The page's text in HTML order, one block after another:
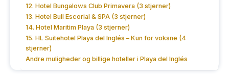
12. Hotel Bungalows Club Primavera (3 stjerner)
13. Hotel Bull Escorial & SPA (3 stjerner)
14. Hotel Maritim Playa (3 stjerner)
15. HL Suitehotel Playa del Inglés – Kun for voksne (4
stjerner)
Andre muligheder og billige hoteller i Playa del Inglés